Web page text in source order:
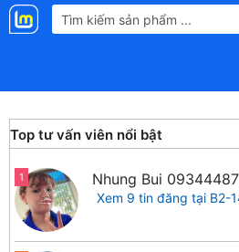
Landmap
Top tư vấn viên nổi bật
1 Nhung Bui
Xem 9 tin đăng tại B2-